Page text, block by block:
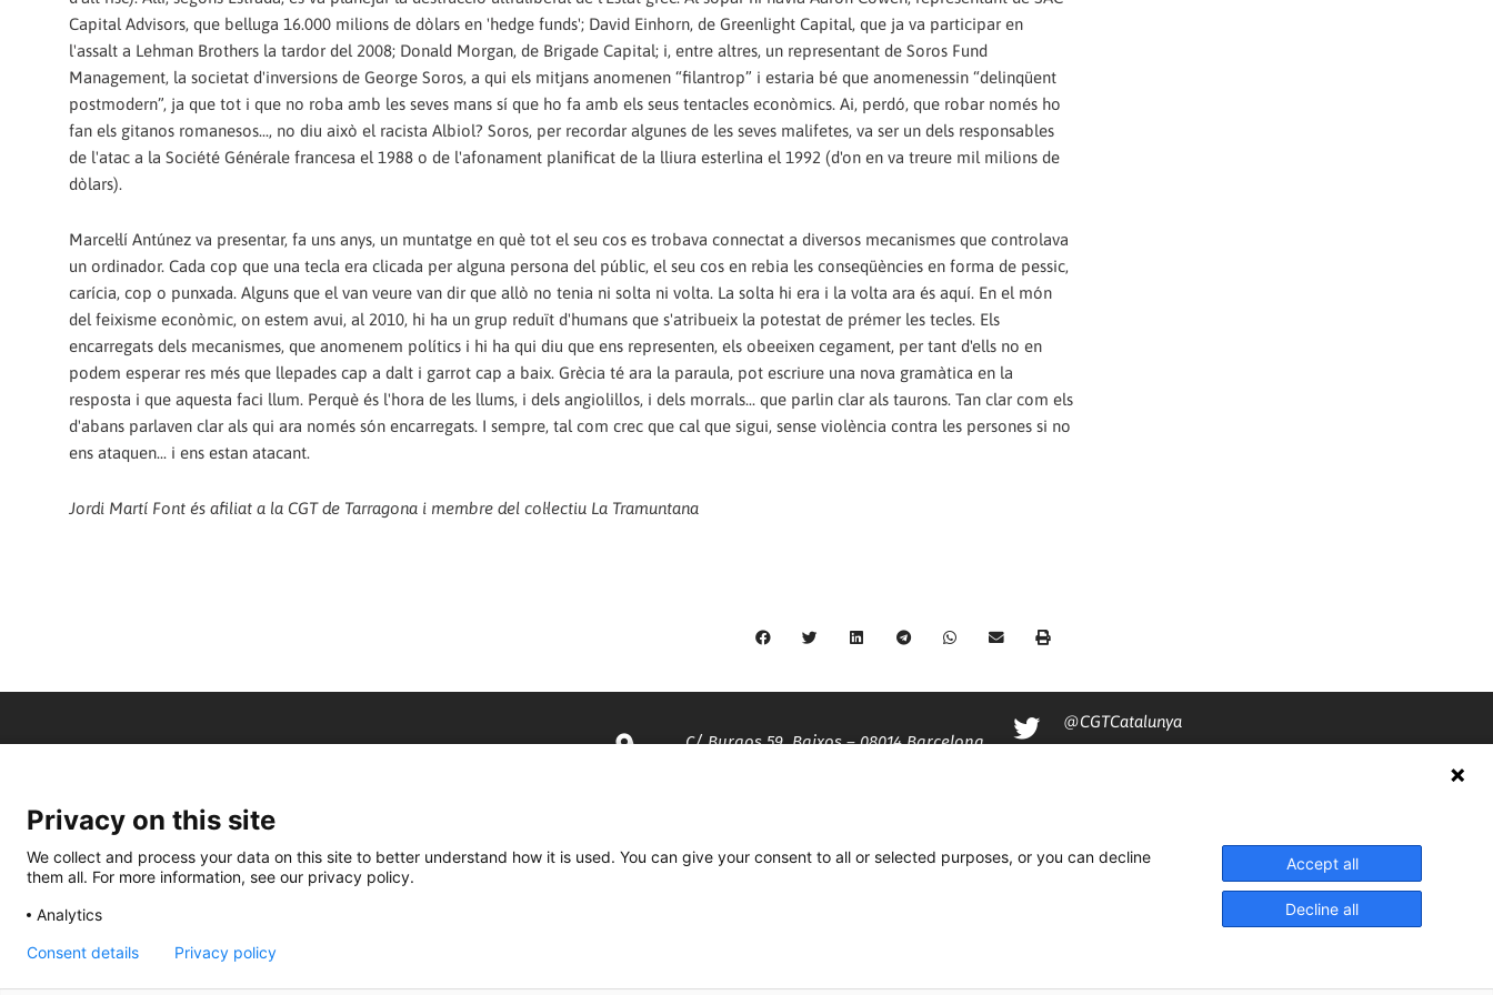
Capital Advisors, que belluga 16.000 milions de dòlars en 'hedge funds'; David Einhorn, de Greenlight Capital, que ja va participar en
l'assalt a Lehman Brothers la tardor del 2008; Donald Morgan, de Brigade Capital; i, entre altres, un representant de Soros Fund
Management, la societat d'inversions de George Soros, a qui els mitjans anomenen “filantrop” i estaria bé que anomenessin “delinqüent
postmodern”, ja que tot i que no roba amb les seves mans sí que ho fa amb els seus tentacles econòmics. Ai, perdó, que robar només ho
fan els gitanos romanesos..., no diu això el racista Albiol? Soros, per recordar algunes de les seves malifetes, va ser un dels responsables
de l'atac a la Société Générale francesa el 1988 o de l'afonament planificat de la lliura esterlina el 1992 (d'on en va treure mil milions de
dòlars).
Marcel·lí Antúnez va presentar, fa uns anys, un muntatge en què tot el seu cos es trobava connectat a diversos mecanismes que controlava
un ordinador. Cada cop que una tecla era clicada per alguna persona del públic, el seu cos en rebia les conseqüències en forma de pessic,
carícia, cop o punxada. Alguns que el van veure van dir que allò no tenia ni solta ni volta. La solta hi era i la volta ara és aquí. En el món
del feixisme econòmic, on estem avui, al 2010, hi ha un grup reduït d'humans que s'atribueix la potestat de prémer les tecles. Els
encarregats dels mecanismes, que anomenem polítics i hi ha qui diu que ens representen, els obeeixen cegament, per tant d'ells no en
podem esperar res més que llepades cap a dalt i garrot cap a baix. Grècia té ara la paraula, pot escriure una nova gramàtica en la
resposta i que aquesta faci llum. Perquè és l'hora de les llums, i dels angiolillos, i dels morrals... que parlin clar als taurons. Tan clar com els
d'abans parlaven clar als qui ara només són encarregats. I sempre, tal com crec que cal que sigui, sense violència contra les persones si no
ens ataquen... i ens estan atacant.
Jordi Martí Font és afiliat a la CGT de Tarragona i membre del col·lectiu La Tramuntana
C/ Burgos 59, Baixos – 08014 Barcelona
@CGTCatalunya
Privacy on this site
We collect and process your data on this site to better understand how it is used. You can give your consent to all or selected purposes, or you can decline
them all. For more information, see our privacy policy.
Analytics
Accept all
Decline all
Consent details Privacy policy